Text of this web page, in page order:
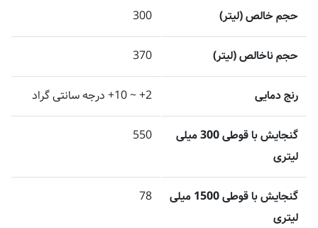
حجم خالص (لیتر) 300
حجم ناخالص (لیتر) 370
رنج دمایی 2+ ~ 10+ درجه سانتی گراد
گنجایش با قوطی 300 میلی
لیتری
550
گنجایش با قوطی 1500 میلی
لیتری
78